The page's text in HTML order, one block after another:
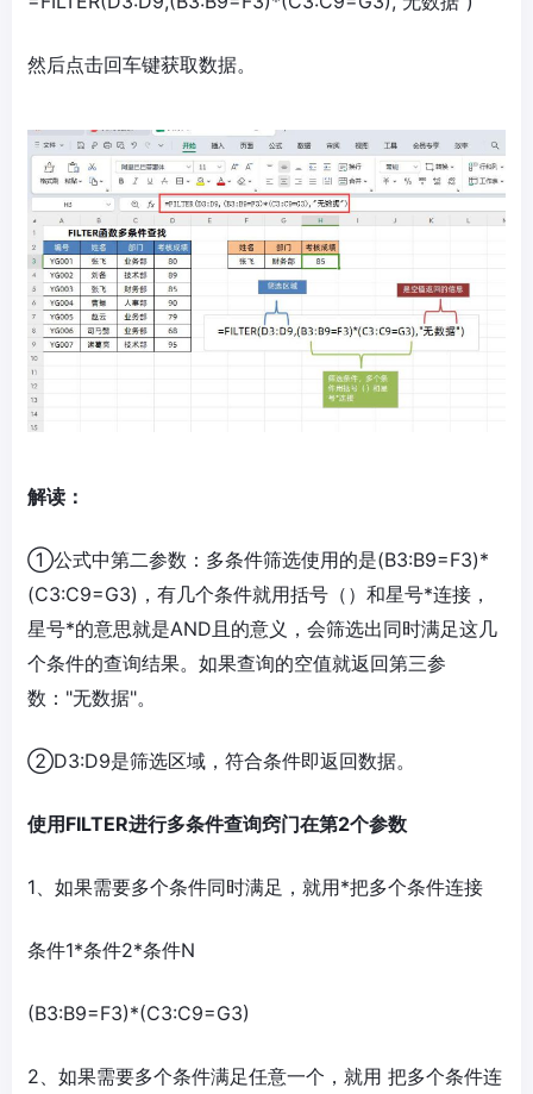
然后点击回车键获取数据。
解读：
①公式中第二参数：多条件筛选使用的是(B3:B9=F3)*
(C3:C9=G3)，有几个条件就用括号（）和星号*连接，
星号*的意思就是AND且的意义，会筛选出同时满足这几
个条件的查询结果。如果查询的空值就返回第三参
数："无数据"。
②D3:D9是筛选区域，符合条件即返回数据。
使用FILTER进行多条件查询窍门在第2个参数
1、如果需要多个条件同时满足，就用*把多个条件连接
条件1*条件2*条件N
(B3:B9=F3)*(C3:C9=G3)
2、如果需要多个条件满足任意一个，就用 把多个条件连